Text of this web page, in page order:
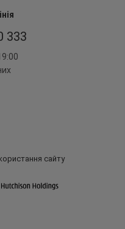
333
сайту